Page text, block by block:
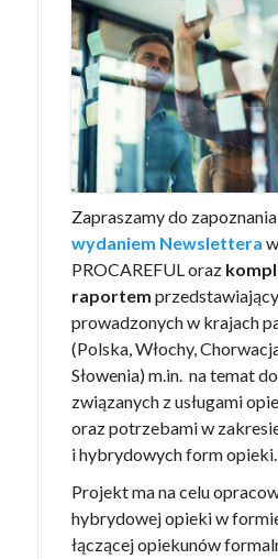
Zapraszamy do
wydaniem Newslettera
PROCAREFUL oraz
raportem
prowadzonych w krajach
(Polska, Włochy,
Słowenia) m.in. na temat
związanych z usługami
oraz potrzebami w
i hybrydowych form opieki.
Projekt ma na celu
hybrydowej opieki w
łączącej opiekunów